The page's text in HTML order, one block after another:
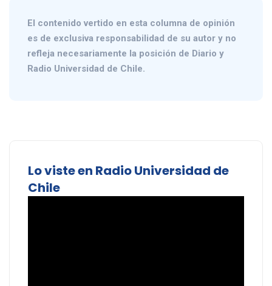
El contenido vertido en esta columna de opinión
es de exclusiva responsabilidad de su autor y no
refleja necesariamente la posición de Diario y
Radio Universidad de Chile.
Lo viste en Radio Universidad de
Chile